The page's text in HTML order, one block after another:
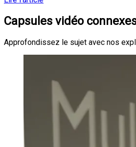
Capsules vidéo
Approfondissez le sujet avec nos